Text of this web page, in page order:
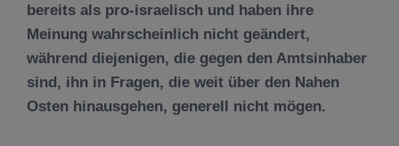
bereits als pro-israelisch und haben ihre
Meinung wahrscheinlich nicht geändert,
während diejenigen, die gegen den Amtsinhaber
sind, ihn in Fragen, die weit über den Nahen
Osten hinausgehen, generell nicht mögen.